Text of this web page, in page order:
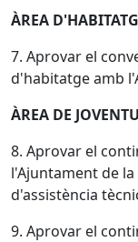
ÀREA
7. Aprovar el
d'habitatge amb
ÀREA DE
8. Aprovar el
l'Ajuntament de la
d'assistència
9. Aprovar el